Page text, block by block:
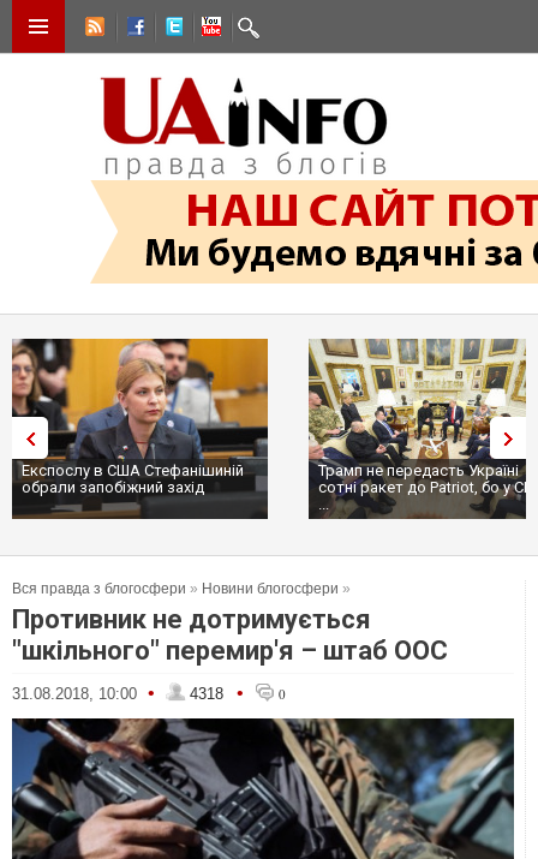
Експослу в США Стефанішиній
обрали запобіжний захід
Трамп не передасть Україні
сотні ракет до Patriot, бо у
...
Вся правда з блогосфери » Новини блогосфери »
Противник не дотримується
"шкільного" перемир'я – штаб ООС
31.08.2018, 10:00 • 4318 • 0